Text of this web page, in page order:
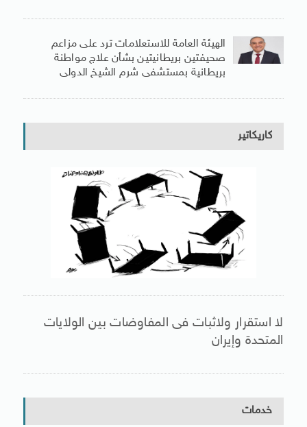
الهيئة العامة للاستعلامات ترد على مزاعم
صحيفتين بريطانيتين بشأن علاج مواطنة
بريطانية بمستشفى شرم الشيخ الدولى
كاريكاتير
لا استقرار ولاثبات فى المفاوضات بين الولايات
المتحدة وإيران
خدمات